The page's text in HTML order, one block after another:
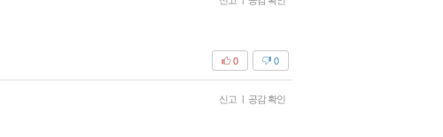
0
0
신고 | 공감 확인